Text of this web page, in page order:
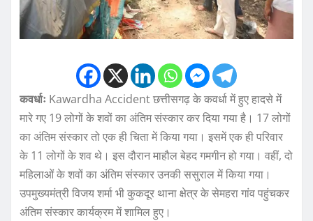
कवर्धाः Kawardha Accident छत्तीसगढ़ के कवर्धा में हुए हादसे में
मारे गए 19 लोगों के शवों का अंतिम संस्कार कर दिया गया है। 17 लोगों
का अंतिम संस्कार तो एक ही चिता में किया गया। इसमें एक ही परिवार
के 11 लोगों के शव थे। इस दौरान माहौल बेहद गमगीन हो गया। वहीं, दो
महिलाओं के शवों का अंतिम संस्कार उनकी ससुराल में किया गया।
उपमुख्यमंत्री विजय शर्मा भी कुकदूर थाना क्षेत्र के सेमहरा गांव पहुंचकर
अंतिम संस्कार कार्यक्रम में शामिल हुए।